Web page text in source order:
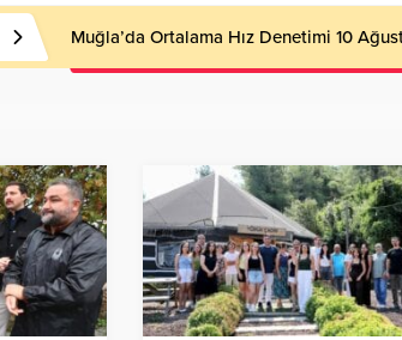
Ankara; “Bodrum’un misyonu, mottosu,